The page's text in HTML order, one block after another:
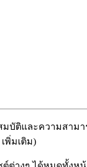
สมบัติและความสาม
พิ่มเติม)